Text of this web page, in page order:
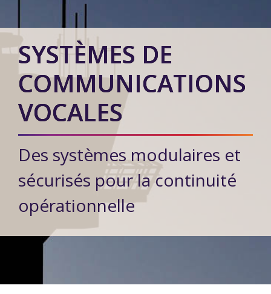
SYSTÈMES DE
COMMUNICATIONS
VOCALES
Des systèmes modulaires et
sécurisés pour la continuité
opérationnelle